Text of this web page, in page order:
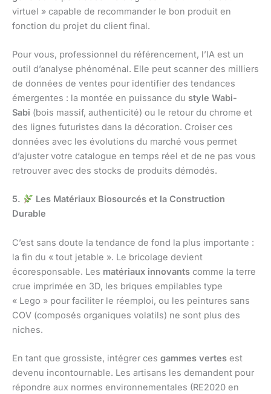
virtuel » capable de recommander le bon produit en
fonction du projet du client final.
Pour vous, professionnel du référencement, l’IA est un
outil d’analyse phénoménal. Elle peut scanner des milliers
de données de ventes pour identifier des tendances
émergentes : la montée en puissance du style Wabi-
Sabi (bois massif, authenticité) ou le retour du chrome et
des lignes futuristes dans la décoration. Croiser ces
données avec les évolutions du marché vous permet
d’ajuster votre catalogue en temps réel et de ne pas vous
retrouver avec des stocks de produits démodés.
5.
Les Matériaux Biosourcés et la Construction
Durable
C’est sans doute la tendance de fond la plus importante :
la fin du « tout jetable ». Le bricolage devient
écoresponsable. Les matériaux innovants comme la terre
crue imprimée en 3D, les briques empilables type
« Lego » pour faciliter le réemploi, ou les peintures sans
COV (composés organiques volatils) ne sont plus des
niches.
En tant que grossiste, intégrer ces gammes vertes est
devenu incontournable. Les artisans les demandent pour
répondre aux normes environnementales (RE2020 en